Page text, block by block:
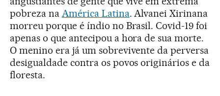
pobreza na América Latina. Alvanei Xirinana
morreu porque é índio no Brasil. Covid-19 foi
apenas o que antecipou a hora de sua morte.
O menino era já um sobrevivente da perversa
desigualdade contra os povos originários e da
floresta.